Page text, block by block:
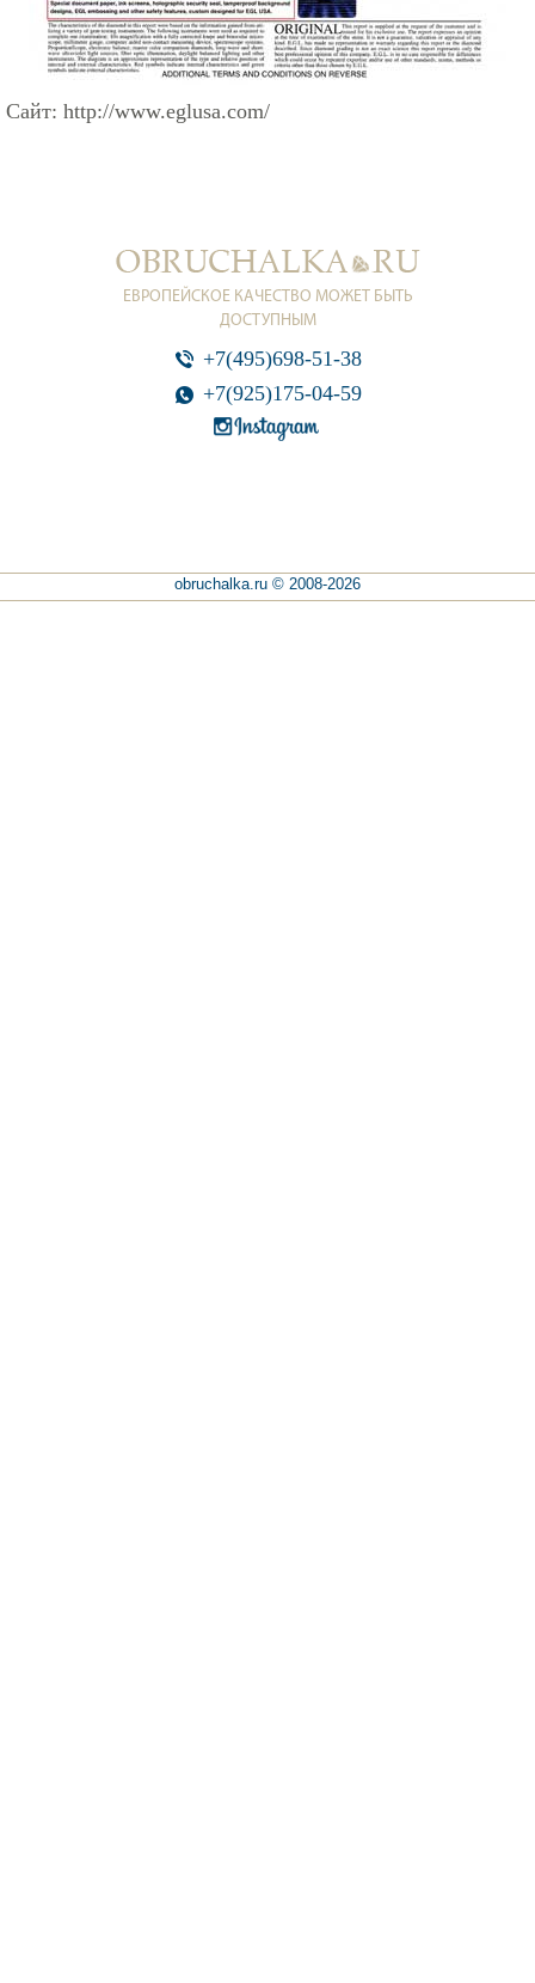
Сайт: http://www.eglusa.com/
+7(495)698-51-38
+7(925)175-04-59
ЕВРОПЕЙСКОЕ КАЧЕСТВО МОЖЕТ БЫТЬ
ДОСТУПНЫМ
obruchalka.ru © 2008-2026